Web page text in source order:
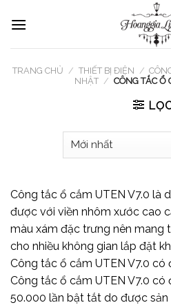
TRANG CHỦ / THIẾT BỊ ĐIỆN /
NHẬT / CÔNG TẮC Ổ
Công tắc ổ cắm UTEN V7.0 là
được với viền nhôm xước cao
màu xám đặc trưng nên mang
cho nhiều không gian lắp đặt
Công tắc ổ cắm UTEN V7.0
Công tắc ổ cắm UTEN V7.0
50.000 lần bật tắt do được